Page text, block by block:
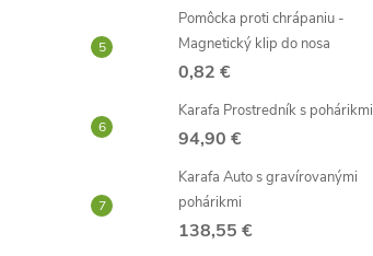
Pomôcka proti chrápaniu -
Magnetický klip do nosa
0,82 €
Karafa Prostredník s pohárikmi
94,90 €
Karafa Auto s gravírovanými
pohárikmi
138,55 €